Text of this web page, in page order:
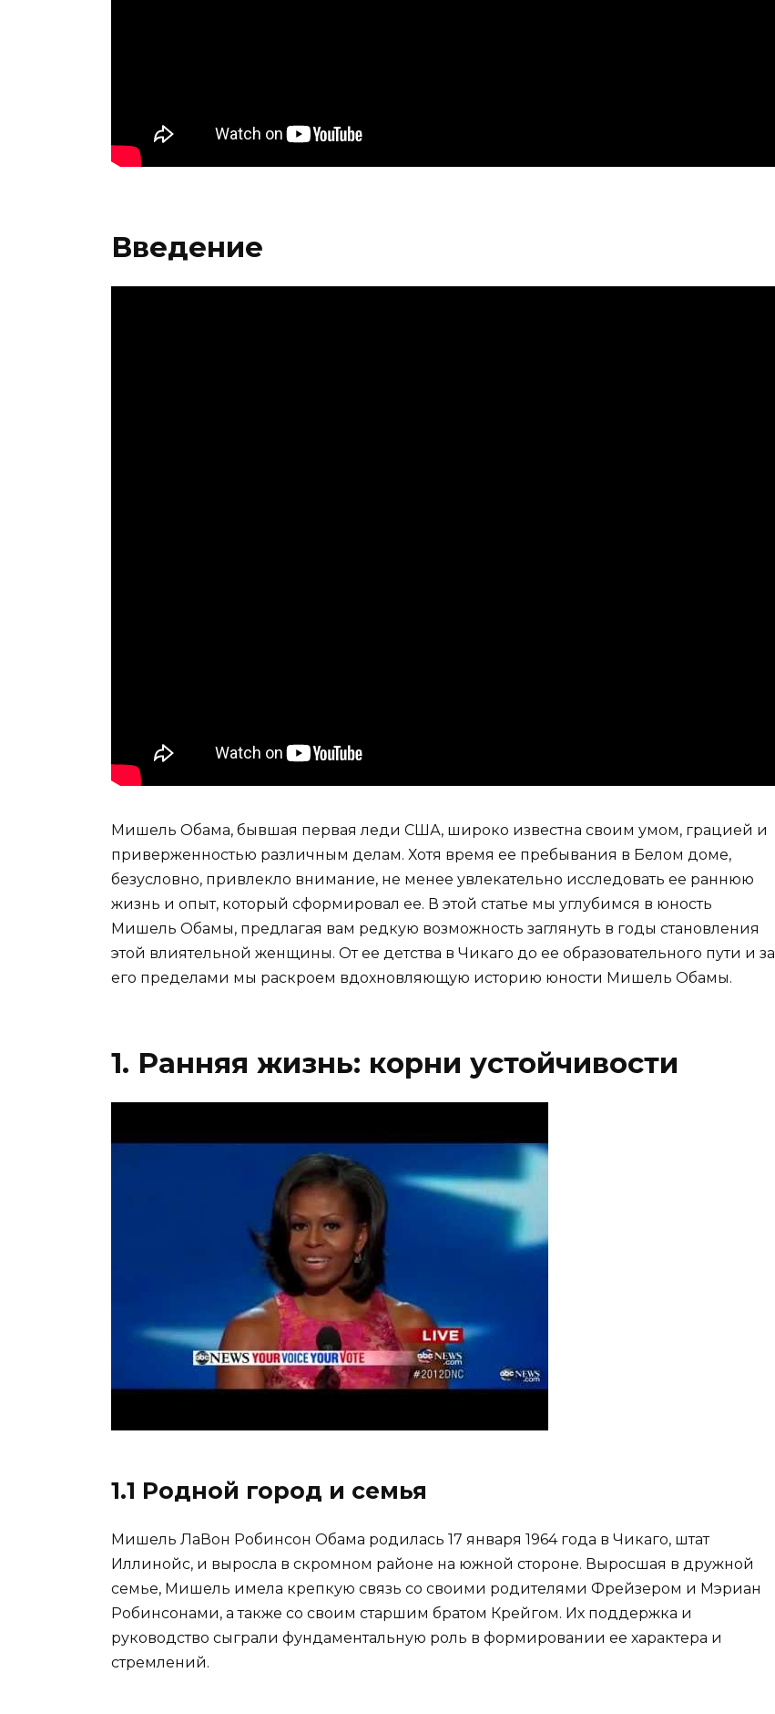
Введение
Мишель Обама, бывшая первая леди США, широко известна своим умом, грацией и
приверженностью различным делам. Хотя время ее пребывания в Белом доме,
безусловно, привлекло внимание, не менее увлекательно исследовать ее раннюю
жизнь и опыт, который сформировал ее. В этой статье мы углубимся в юность
Мишель Обамы, предлагая вам редкую возможность заглянуть в годы становления
этой влиятельной женщины. От ее детства в Чикаго до ее образовательного пути и за
его пределами мы раскроем вдохновляющую историю юности Мишель Обамы.
1. Ранняя жизнь: корни устойчивости
1.1 Родной город и семья
Мишель ЛаВон Робинсон Обама родилась 17 января 1964 года в Чикаго, штат
Иллинойс, и выросла в скромном районе на южной стороне. Выросшая в дружной
семье, Мишель имела крепкую связь со своими родителями Фрейзером и Мэриан
Робинсонами, а также со своим старшим братом Крейгом. Их поддержка и
руководство сыграли фундаментальную роль в формировании ее характера и
стремлений.